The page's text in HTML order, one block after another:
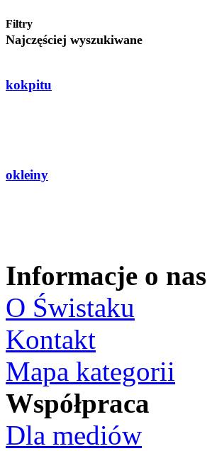
Filtry
Najczęściej wyszukiwane
kokpitu
okleiny
Informacje o nas
O Świstaku
Kontakt
Mapa kategorii
Współpraca
Dla mediów